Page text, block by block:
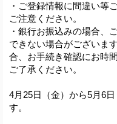
・ご登録情報に間違い等
ご注意ください。
・銀行お振込みの場合、
できない場合がございま
合、お手続き確認にお時
ご了承ください。
4月25日（金）から5月6
す。